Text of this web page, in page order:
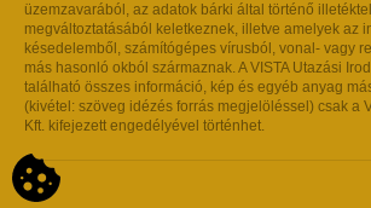
üzemzavarából, az adatok bárki által történő
megváltoztatásából keletkeznek, illetve amelyek az
késedelemből, számítógépes vírusból, vonal- vagy
más hasonló okból származnak. A VISTA Utazási
található összes információ, kép és egyéb anyag
(kivétel: szöveg idézés forrás megjelöléssel) csak a
Kft. kifejezett engedélyével történhet.